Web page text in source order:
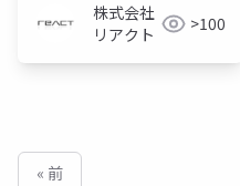
株式会社
リアクト
>100
« 前